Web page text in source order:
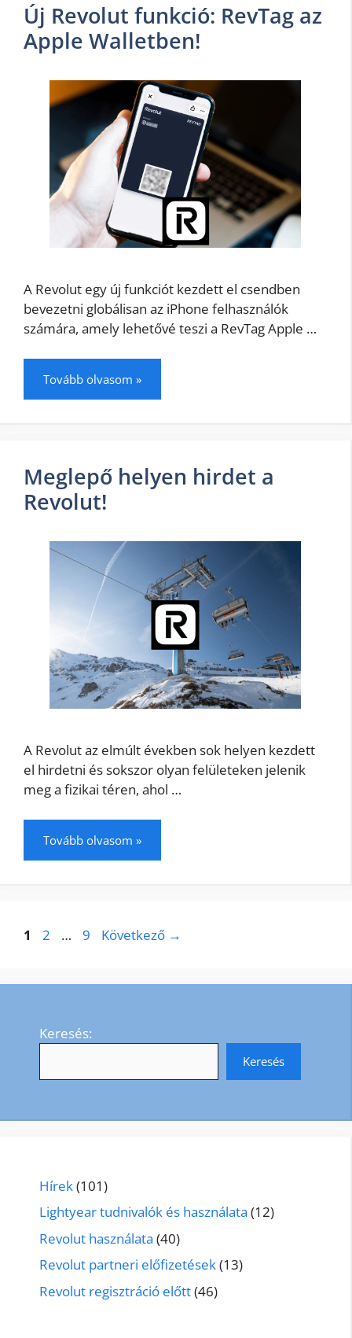
Új Revolut funkció: RevTag az
Apple Walletben!
A Revolut egy új funkciót kezdett el csendben
bevezetni globálisan az iPhone felhasználók
számára, amely lehetővé teszi a RevTag Apple …
Tovább olvasom »
Meglepő helyen hirdet a
Revolut!
A Revolut az elmúlt években sok helyen kezdett
el hirdetni és sokszor olyan felületeken jelenik
meg a fizikai téren, ahol …
Tovább olvasom »
1 2 … 9 Következő →
Keresés:
Keresés
Hírek(101)
Lightyear tudnivalók és használata (12)
Revolut használata (40)
Revolut partneri előfizetések(13)
Revolut regisztráció előtt(46)